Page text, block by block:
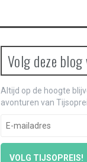
Volg deze blog
Altijd op de hoogte
avonturen van
m